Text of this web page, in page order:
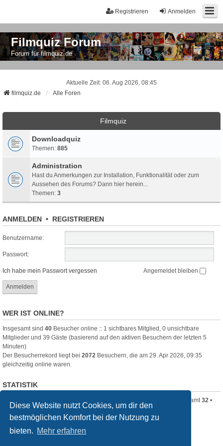
Diese Website nutzt Cookies, um dir den
bestmöglichen Komfort bei der Nutzung zu
bieten. Mehr erfahren
Anmelden
Registrieren
Filmquiz Forum
Forum für filmquiz.de
Aktuelle Zeit: 06. Aug 2026, 08:45
filmquiz.de
Alle Foren
Filmquiz
Downloadquiz
Themen: 885
Administration
Hast du Anmerkungen zur Installation, Funktionalität oder zum
Aussehen des Forums? Dann hier herein...
Themen: 3
ANMELDEN • REGISTRIEREN
Benutzername:
Passwort:
Ich habe mein Passwort vergessen Angemeldet bleiben
WER IST ONLINE?
Insgesamt sind 40 Besucher online :: 1 sichtbares Mitglied, 0 unsichtbare
Mitglieder und 39 Gäste (basierend auf den aktiven Besuchern der letzten 5
Minuten)
Der Besucherrekord liegt bei 2072 Besuchern, die am 29. Apr 2026, 09:35
gleichzeitig online waren.
STATISTIK
• Mitglieder insgesamt32 •
Unser neuestes Mitglied:mitimos767
filmquiz.de Alle Foren